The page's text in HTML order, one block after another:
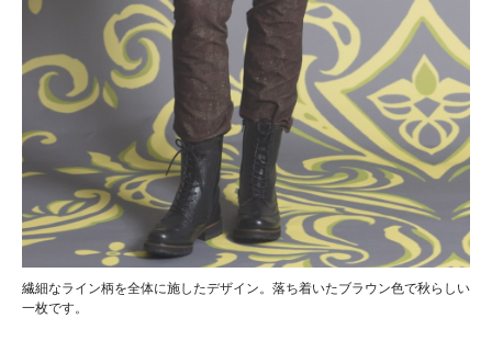
繊細なライン柄を全体に施したデザイン。落ち着いたブラウン色で秋らしい
一枚です。